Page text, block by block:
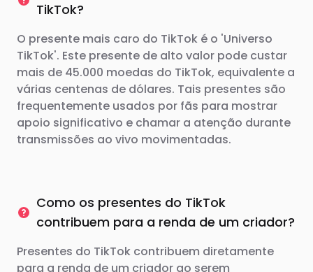
TikTok?
O presente mais caro do TikTok é o 'Universo
TikTok'. Este presente de alto valor pode custar
mais de 45.000 moedas do TikTok, equivalente a
várias centenas de dólares. Tais presentes são
frequentemente usados ​​por fãs para mostrar
apoio significativo e chamar a atenção durante
transmissões ao vivo movimentadas.
Como os presentes do TikTok
contribuem para a renda de um criador?
Presentes do TikTok contribuem diretamente
para a renda de um criador ao serem